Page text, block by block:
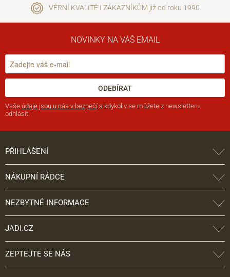
VĚRNÍ KVALITĚ I ZÁKAZNÍKŮM již od roku 1990
NOVINKY NA VÁŠ EMAIL
ODEBÍRAT
Vaše údaje jsou u nás v bezpečí a kdykoliv se můžete z newsletteru
odhlásit.
PŘIHLÁŠENÍ
NÁKUPNÍ RÁDCE
NEZBYTNÉ INFORMACE
JADI.CZ
ZEPTEJTE SE NÁS